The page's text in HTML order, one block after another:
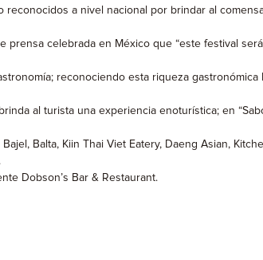
a nivel nacional por brindar al
celebrada en México que “este festival
reconociendo esta riqueza
al turista una experiencia enoturística; en
Balta, Kiin Thai Viet Eatery, Daeng Asian,
Dobson’s Bar & Restaurant.